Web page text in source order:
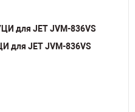
для JET JVM-836VS